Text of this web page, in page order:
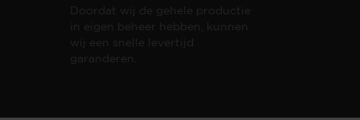
Doordat wij de gehele productie
in eigen beheer hebben, kunnen
wij een snelle levertijd
garanderen.